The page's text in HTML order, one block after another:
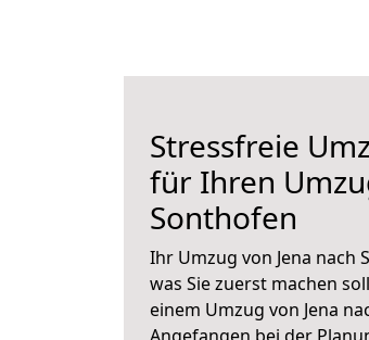
Stressfreie
für Ihren
Sonthofen
Ihr Umzug von Jena nach
was Sie zuerst machen
einem Umzug von Jena